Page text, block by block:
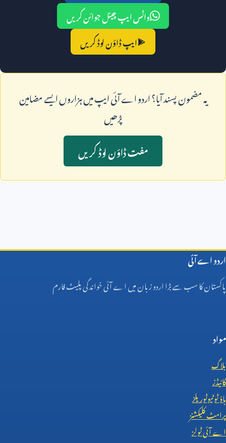
واٹس ایپ چینل جوائن کریں
ایپ ڈاؤن لوڈ کریں
يہ مضمون پسند آيا؟ اردو اے آئی ايپ ميں ہزاروں ايسے مضامين
پڑھيں
مفت ڈاؤن لوڈ کريں
اردو اے آئی
پاکستان کا سب سے بڑا اردو زبان میں اے آئی خواندگی پلیٹ فارم
مواد
بلاگ
گائیڈز
ہاؤ ٹو ٹیوٹوریلز
پرامٹ کلیکشنز
اے آئی ٹولز